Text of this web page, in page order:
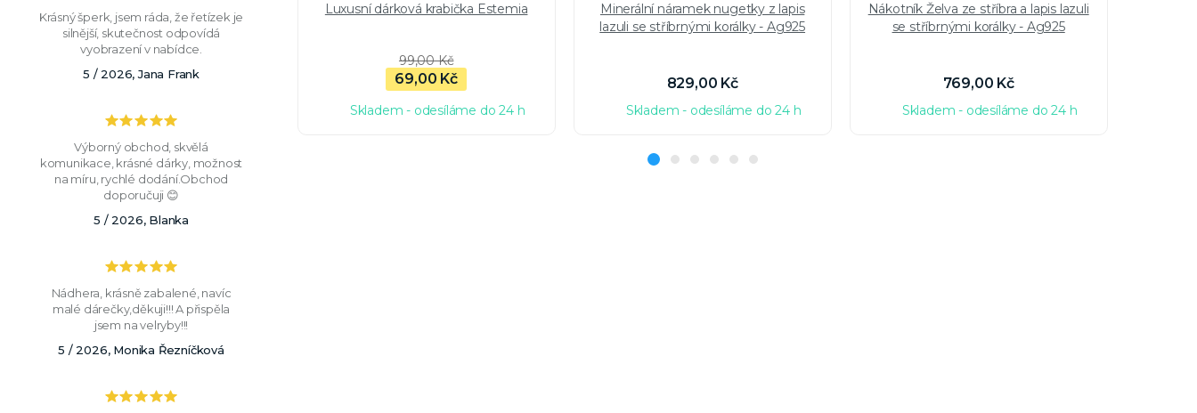
Krásný šperk, jsem ráda, že řetízek je
silnější, skutečnost odpovídá
vyobrazení v nabídce.
5 / 2026, Jana Frank
Výborný obchod, skvělá
komunikace, krásné dárky, možnost
na míru, rychlé dodání.Obchod
doporučuji 😊
5 / 2026, Blanka
Nádhera, krásně zabalené, navíc
malé dárečky,děkuji!!! A přispěla
jsem na velryby!!!
5 / 2026, Monika Řezníčková
Luxusní dárková krabička Estemia
99,00 Kč
69,00 Kč
Skladem - odesíláme do 24 h
Minerální náramek nugetky z lapis
lazuli se stříbrnými korálky - Ag925
829,00 Kč
Skladem - odesíláme do 24 h
Nákotník Želva ze stříbra a lapis lazuli
se stříbrnými korálky - Ag925
769,00 Kč
Skladem - odesíláme do 24 h